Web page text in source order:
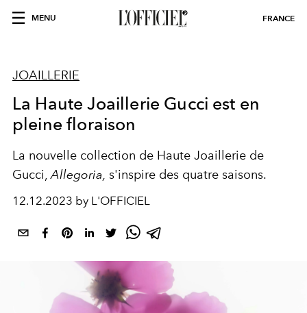
MENU FRANCE
JOAILLERIE
La Haute Joaillerie Gucci est en
pleine floraison
La nouvelle collection de Haute Joaillerie de
Gucci,Allegoria, s'inspire des quatre saisons.
12.12.2023 by L'OFFICIEL